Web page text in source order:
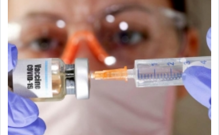
LE DÉFICIT COURANT SE
CREUSE À NOUVEAU,...
INS : L'INFLATION RECULE À
FONDATION POUR L...